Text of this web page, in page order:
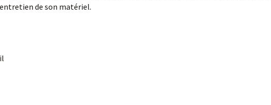
de son matériel.